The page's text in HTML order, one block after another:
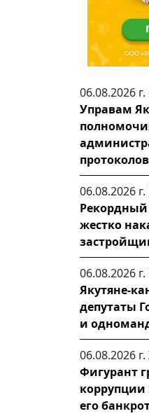
06.08.2026 г.
Управам
протоколов
06.08.2026 г.
жестко
06.08.2026 г.
Якутяне-
депутаты
и
06.08.2026 г.
Фигурант
коррупции
его